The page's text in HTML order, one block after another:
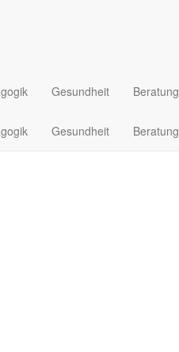
Gesundheit Beratung
Gesundheit Beratung